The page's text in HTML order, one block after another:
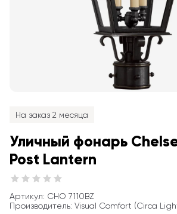
На заказ 2 месяца
Уличный фонарь
Post Lantern
Артикул: CHO 7110BZ
Производитель: Visual Comfort (Circa